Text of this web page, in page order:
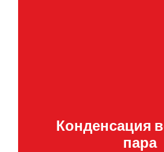
Конденсация
пара